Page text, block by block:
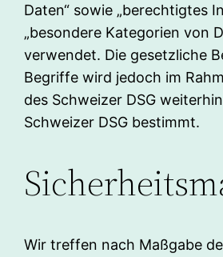
Daten“ sowie „berechtigtes
„besondere Kategorien von
verwendet. Die gesetzliche
Begriffe wird jedoch im
des Schweizer DSG
Schweizer DSG bestimmt.
Wir treffen nach Maßgabe